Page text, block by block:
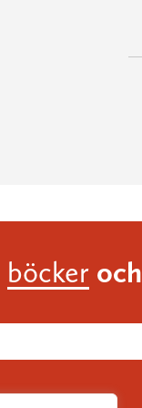
böcker och